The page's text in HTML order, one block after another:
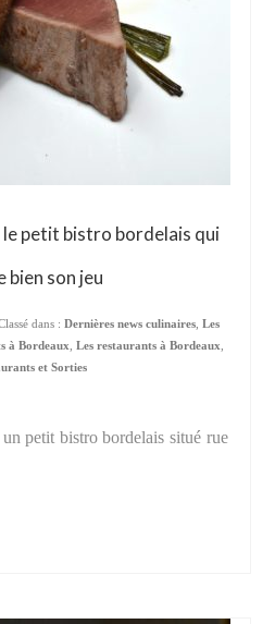
le petit bistro bordelais qui
bien son jeu
dans : Dernières news culinaires Les
à Bordeaux Les restaurants à Bordeaux
et Sorties
petit bistro bordelais situé rue